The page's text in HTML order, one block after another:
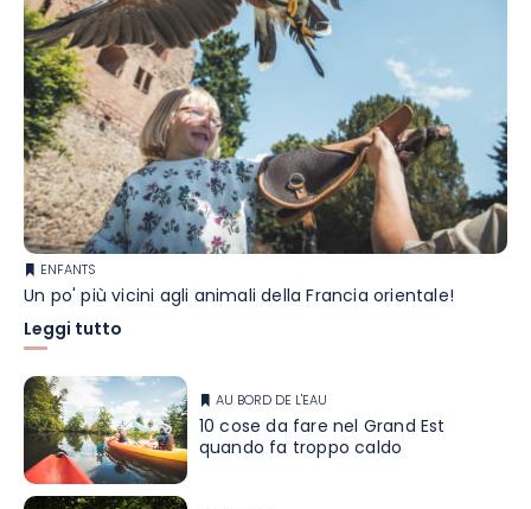
ENFANTS
Un po' più vicini agli animali della Francia orientale!
Leggi tutto
AU BORD DE L'EAU
10 cose da fare nel Grand Est
quando fa troppo caldo